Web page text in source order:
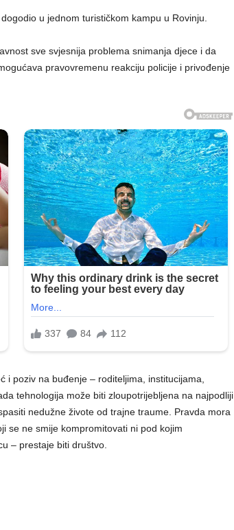
u jednom turističkom kampu u Rovinju.
sve svjesnija problema snimanja djece i da
pravovremenu reakciju policije i privođenje
i poziv na buđenje – roditeljima, institucijama,
tehnologija može biti zloupotrijebljena na najpodliji
nedužne živote od trajne traume. Pravda mora
se ne smije kompromitovati ni pod kojim
– prestaje biti društvo.